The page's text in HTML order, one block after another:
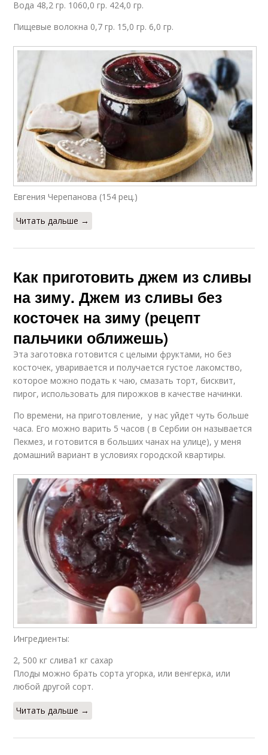
Вода 48,2 гр. 1060,0 гр. 424,0 гр.
Пищевые волокна 0,7 гр. 15,0 гр. 6,0 гр.
Евгения Черепанова (154 рец.)
Читать дальше →
Как приготовить джем из сливы
на зиму. Джем из сливы без
косточек на зиму (рецепт
пальчики оближешь)
Эта заготовка готовится с целыми фруктами, но без
косточек, уваривается и получается густое лакомство,
которое можно подать к чаю, смазать торт, бисквит,
пирог, использовать для пирожков в качестве начинки.
По времени, на приготовление, у нас уйдет чуть больше
часа. Его можно варить 5 часов ( в Сербии он называется
Пекмез, и готовится в больших чанах на улице), у меня
домашний вариант в условиях городской квартиры.
Ингредиенты:
2, 500 кг слива1 кг сахар
Плоды можно брать сорта угорка, или венгерка, или
любой другой сорт.
Читать дальше →